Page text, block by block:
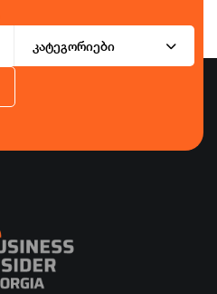
კატეგორიები